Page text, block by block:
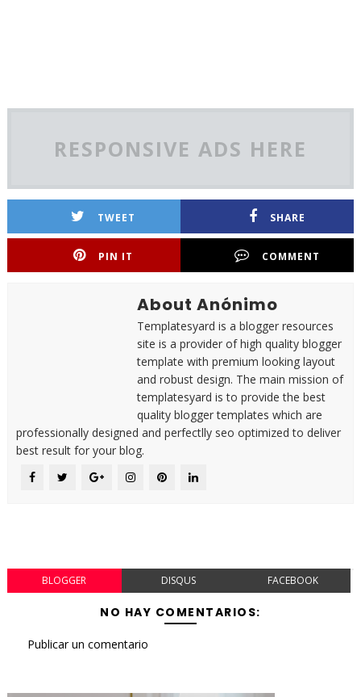
RESPONSIVE ADS HERE
TWEET SHARE
PIN IT COMMENT
About Anónimo
Templatesyard is a blogger resources
site is a provider of high quality blogger
template with premium looking layout
and robust design. The main mission of
templatesyard is to provide the best
quality blogger templates which are
professionally designed and perfectlly seo optimized to deliver
best result for your blog.
BLOGGER DISQUS FACEBOOK
NO HAY COMENTARIOS:
Publicar un comentario